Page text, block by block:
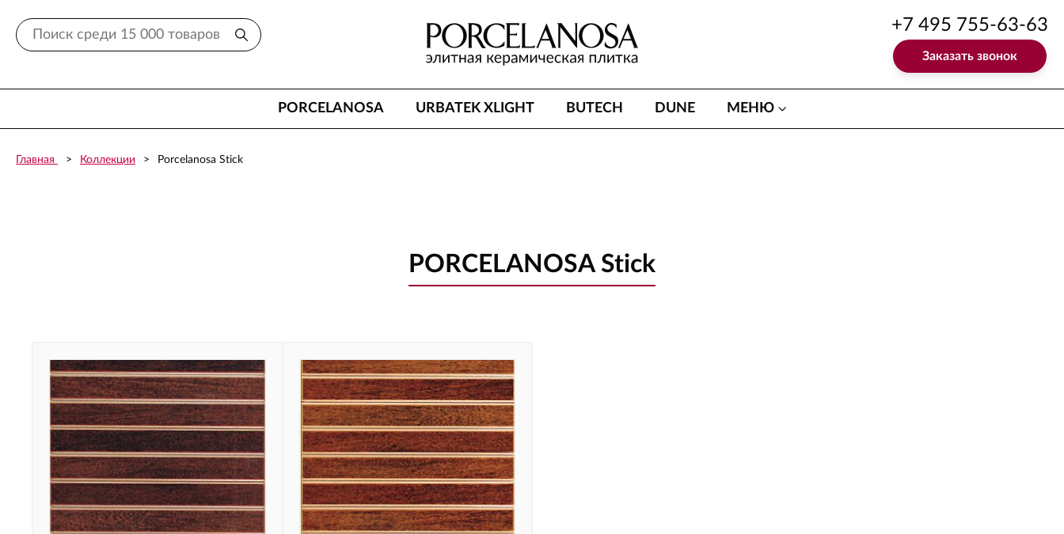
+7 495 755-63-63
Заказать звонок
PORCELANOSA URBATEK XLIGHT BUTECH DUNE МЕНЮ
Главная Коллекции Porcelanosa Stick
PORCELANOSA Stick